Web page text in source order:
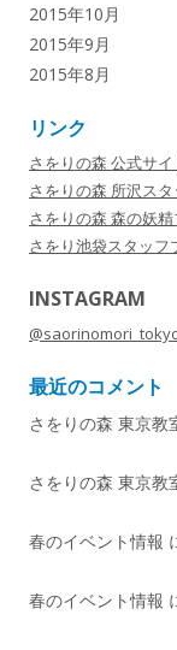
2015年10月
2015年9月
2015年8月
リンク
さをりの森 公式サイ
さをりの森 所沢ス
さをりの森 森の妖
さをり池袋スタッフ
INSTAGRAM
最近のコメント
さをりの森 東京教
さをりの森 東京教
春のイベント情報
春のイベント情報